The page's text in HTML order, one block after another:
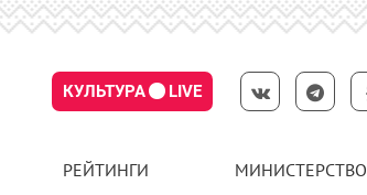
КУЛЬТУРА LIVE
РЕЙТИНГИ МИНИСТЕРСТВО